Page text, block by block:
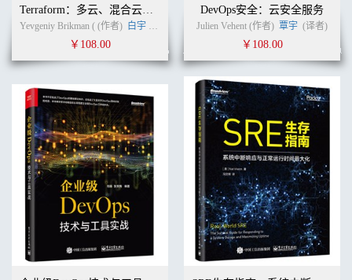
2.2.3 混合
....................................................................................................26
2.2.4 GraphQL
.............................................................................................28
2.2.5 计算即胶水
........................................................................................29
2.2.6 实时处理
............................................................................................31
2.3 模式
2.3.1 命令模式
............................................................................................32
2.3.2 消息传输模式
....................................................................................33
2.3.3 优先级队列模式
................................................................................35
2.3.4 扇出模式
Yevgeniy Brikman ( (作者) 白宇 (译者)
￥108.00
DevOps安全：云安全服务
Julien Vehent (作者) 覃宇 (译者)
￥108.00